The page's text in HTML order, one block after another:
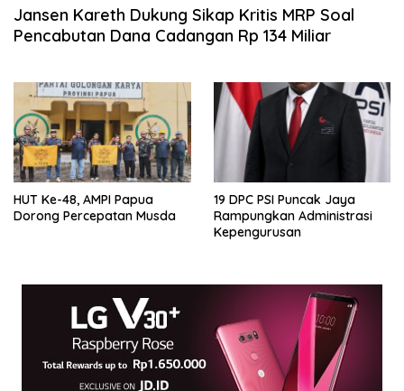
Jansen Kareth Dukung Sikap Kritis MRP Soal
Pencabutan Dana Cadangan Rp 134 Miliar
HUT Ke-48, AMPI Papua
Dorong Percepatan Musda
19 DPC PSI Puncak Jaya
Rampungkan Administrasi
Kepengurusan